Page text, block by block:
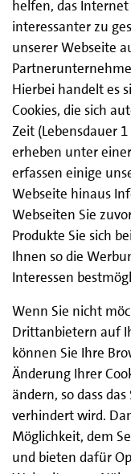
helfen, das
interessanter zu
unserer Webseite
Hierbei handelt es
Cookies, die sich
Zeit (Lebensdauer
erheben unter
erfassen einige
Webseite hinaus
Webseiten Sie
Produkte Sie sich
Ihnen so die
Interessen
Wenn Sie nicht
Drittanbietern auf
können Sie Ihre
Änderung Ihrer
ändern, so dass
verhindert wird.
Möglichkeit, dem
und bieten dafür